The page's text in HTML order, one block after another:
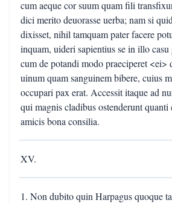
cum aeque cor suum quam fili
dici merito deuorasse uerba; nam si
dixisset, nihil tamquam pater facere
inquam, uideri sapientius se in illo casu
cum de potandi modo praeciperet <ei>
uinum quam sanguinem bibere, cuius
occupari pax erat. Accessit itaque ad
qui magnis cladibus ostenderunt quanti
amicis bona consilia.
XV.
1. Non dubito quin Harpagus quoque